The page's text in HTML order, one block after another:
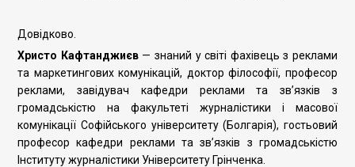
Довідково.
Христо Кафтанджиєв — знаний у світі фахівець з реклами
та маркетингових комунікацій, доктор філософії, професор
реклами, завідувач кафедри реклами та зв’язків з
громадськістю на факультеті журналістики і масової
комунікації Софійського університету (Болгарія), гостьовий
професор кафедри реклами та зв’язків з громадськістю
Інституту журналістики Університету Грінченка.